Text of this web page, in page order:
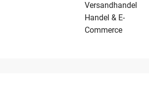
Versandhandel
Handel & E-
Commerce